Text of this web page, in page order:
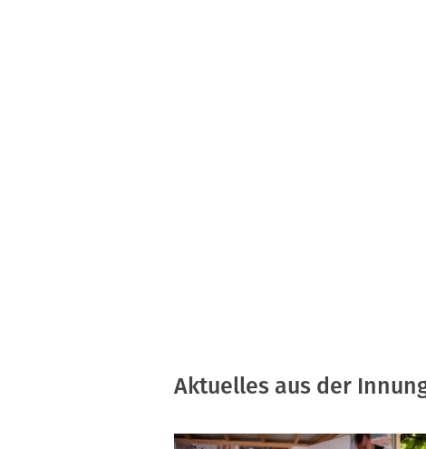
Aktuelles aus der